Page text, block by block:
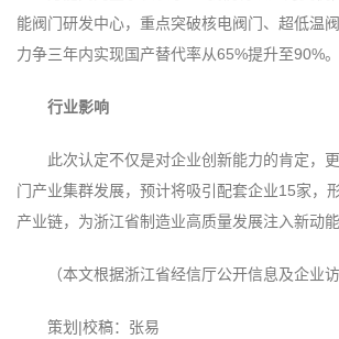
能阀门研发中心，重点突破核电阀门、超低温阀
力争三年内实现国产替代率从65%提升至90%。
‌行业影响‌
此次认定不仅是对企业创新能力的肯定，
门产业集群发展，预计将吸引配套企业15家，
产业链，为浙江省制造业高质量发展注入新动能
（本文根据浙江省经信厅公开信息及企业访
策划|校稿：张易